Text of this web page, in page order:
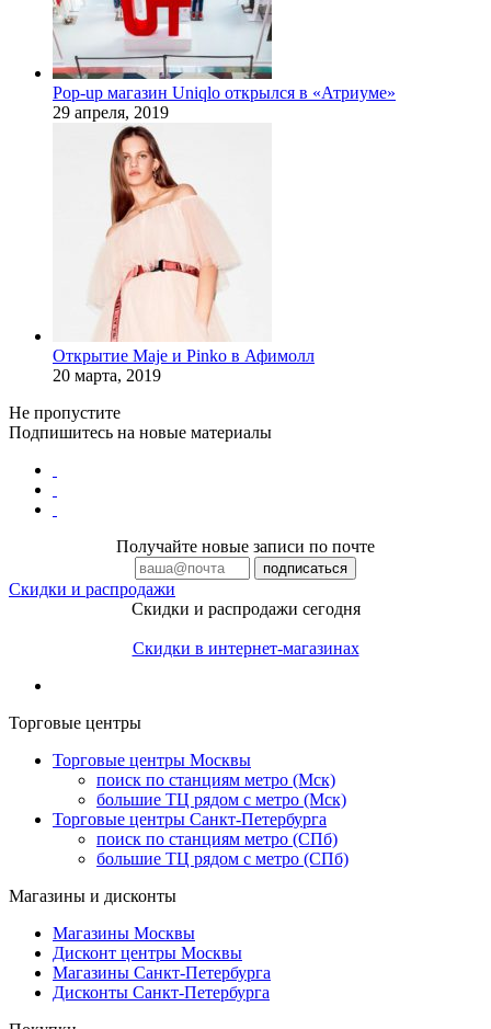
Pop-up магазин Uniqlo открылся в «Атриуме»
29 апреля, 2019
Открытие Maje и Pinko в Афимолл
20 марта, 2019
Не пропустите
Подпишитесь на новые материалы
Получайте новые записи по почте
Скидки и распродажи
Скидки и распродажи сегодня
Скидки в интернет-магазинах
Торговые центры
Торговые центры Москвы
поиск по станциям метро (Мск)
большие ТЦ рядом с метро (Мск)
Торговые центры Санкт-Петербурга
поиск по станциям метро (СПб)
большие ТЦ рядом с метро (СПб)
Магазины и дисконты
Магазины Москвы
Дисконт центры Москвы
Магазины Санкт-Петербурга
Дисконты Санкт-Петербурга